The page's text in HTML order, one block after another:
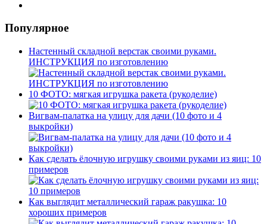
Популярное
Настенный складной верстак своими руками.
ИНСТРУКЦИЯ по изготовлению
10 ФОТО: мягкая игрушка ракета (рукоделие)
Вигвам-палатка на улицу для дачи (10 фото и 4
выкройки)
Как сделать ёлочную игрушку своими руками из яиц: 10
примеров
Как выглядит металлический гараж ракушка: 10
хороших примеров